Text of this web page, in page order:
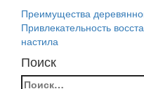
Навигация
по
записям
Преимущества
Привлекательность
настила
Поиск
Найти: